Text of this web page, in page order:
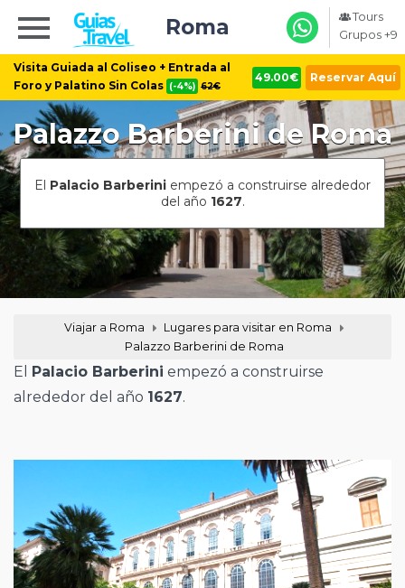
Visita Guiada al Coliseo + Entrada al
Foro y Palatino Sin Colas (-4%) 62€
49.00€ Reservar Aquí
Roma
Tours
Grupos +9
Palazzo Barberini de Roma
El Palacio Barberini empezó a construirse alrededor
del año 1627.
Viajar a Roma
Lugares para visitar en Roma
Palazzo Barberini de Roma
El Palacio Barberini empezó a construirse
alrededor del año 1627.